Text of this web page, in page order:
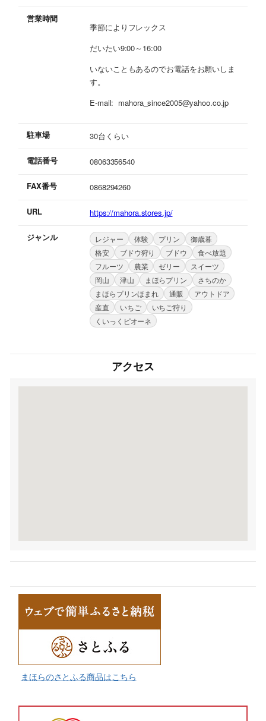
営業時間
季節によりフレックス
だいたい9:00～16:00
いないこともあるのでお電話をお願いしま
す。
E-mail: mahora_since2005@yahoo.co.jp
駐車場 30台くらい
電話番号 08063356540
FAX番号 0868294260
URL https://mahora.stores.jp/
ジャンル レジャー 体験 プリン
御歳暮
格安
ブドウ狩り ブドウ
食べ放題
フルーツ
農業 ゼリー
スイーツ
岡山
津山 まほらプリン
さちのか
まほらプリンほまれ
通販
アウトドア
産直
いちご
いちご狩り
くいっくピオーネ
アクセス
まほらのさとふる商品はこちら